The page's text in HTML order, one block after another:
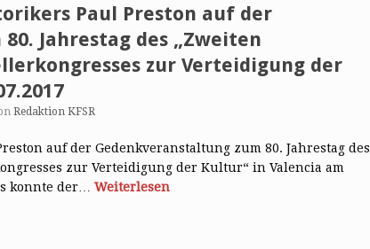
Paul Preston auf der
Jahrestag des „Zweiten
zur Verteidigung der
Redaktion KFSR
auf der Gedenkveranstaltung zum 80. Jahrestag des
zur Verteidigung der Kultur“ in Valencia am
konnte der… Weiterlesen